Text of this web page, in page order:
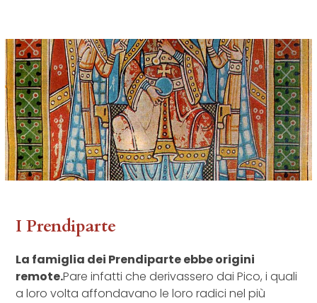
I Prendiparte
La famiglia dei Prendiparte ebbe origini
remote.Pare infatti che derivassero dai Pico, i quali
a loro volta affondavano le loro radici nel più